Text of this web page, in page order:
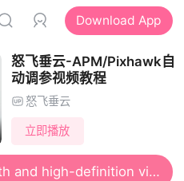
Download App
怒飞垂云-APM/Pixhawk自
动调参视频教程
怒飞垂云
立即播放
Open the App for smooth and high-definition viewing